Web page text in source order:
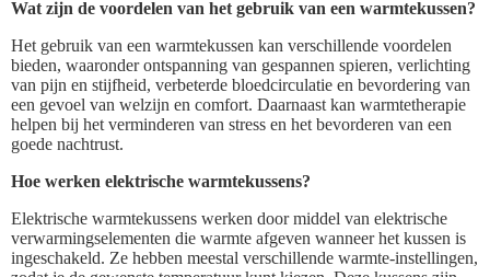
Wat zijn de voordelen van het gebruik van een warmtekussen?
Het gebruik van een warmtekussen kan verschillende voordelen
bieden, waaronder ontspanning van gespannen spieren, verlichting
van pijn en stijfheid, verbeterde bloedcirculatie en bevordering van
een gevoel van welzijn en comfort. Daarnaast kan warmtetherapie
helpen bij het verminderen van stress en het bevorderen van een
goede nachtrust.
Hoe werken elektrische warmtekussens?
Elektrische warmtekussens werken door middel van elektrische
verwarmingselementen die warmte afgeven wanneer het kussen is
ingeschakeld. Ze hebben meestal verschillende warmte-instellingen,